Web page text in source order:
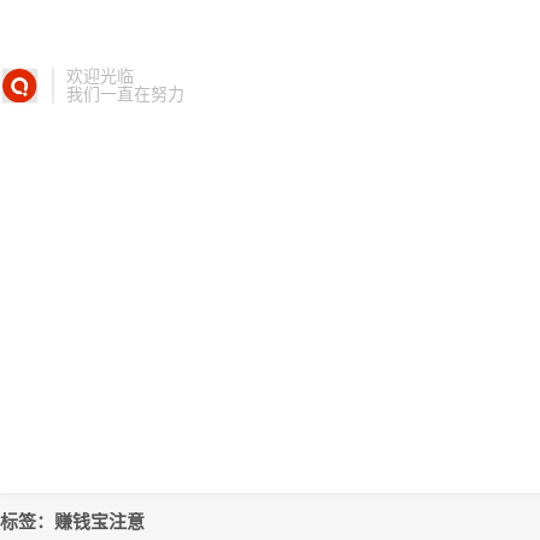
欢迎光临
我们一直在努力
标签：赚钱宝注意